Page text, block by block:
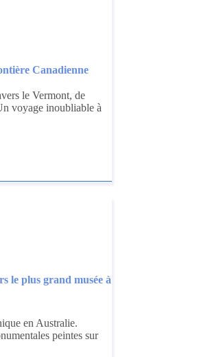
Canadienne
le Vermont, de
voyage inoubliable à
le plus grand musée à
en Australie.
peintes sur